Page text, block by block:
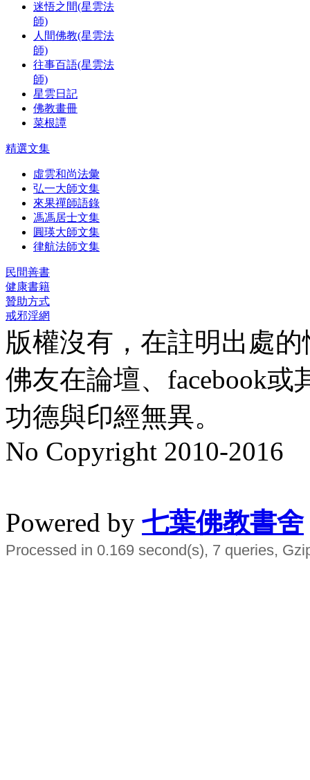
迷悟之間(星雲法
師)
人間佛教(星雲法
師)
往事百語(星雲法
師)
星雲日記
佛教畫冊
菜根譚
精選文集
虛雲和尚法彙
弘一大師文集
來果禪師語錄
馮馮居士文集
圓瑛大師文集
律航法師文集
民間善書
健康書籍
贊助方式
戒邪淫網
版權沒有，在註明出處
佛友在論壇、facebook
功德與印經無異。
No Copyright 2010-2016
Powered by 七葉佛教書舍
Processed in 0.169 second(s), 7 queries,